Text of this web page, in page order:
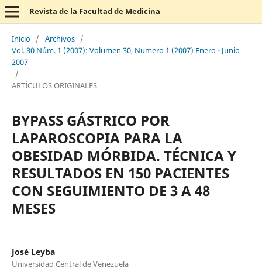
Revista de la Facultad de Medicina
Inicio / Archivos /
Vol. 30 Núm. 1 (2007): Volumen 30, Numero 1 (2007) Enero - Junio
2007
/
ARTÍCULOS ORIGINALES
BYPASS GÁSTRICO POR
LAPAROSCOPIA PARA LA
OBESIDAD MÓRBIDA. TÉCNICA Y
RESULTADOS EN 150 PACIENTES
CON SEGUIMIENTO DE 3 A 48
MESES
José Leyba
Universidad Central de Venezuela